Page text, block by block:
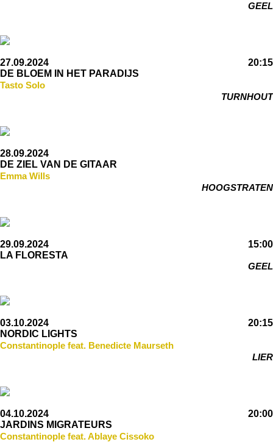
GEEL
27.09.2024
20:15
DE BLOEM IN HET PARADIJS
Tasto Solo
TURNHOUT
28.09.2024
DE ZIEL VAN DE GITAAR
Emma Wills
HOOGSTRATEN
29.09.2024
15:00
LA FLORESTA
GEEL
03.10.2024
20:15
NORDIC LIGHTS
Constantinople feat. Benedicte Maurseth
LIER
04.10.2024
20:00
JARDINS MIGRATEURS
Constantinople feat. Ablaye Cissoko